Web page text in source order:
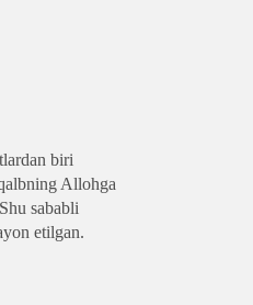
biri
Allohga
sababli
etilgan.